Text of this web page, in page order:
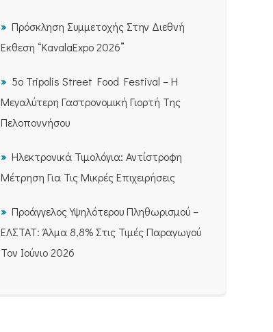
Πρόσκληση Συμμετοχής Στην Διεθνή
Έκθεση “KavalaExpo 2026”
5ο Tripolis Street Food Festival – Η
Μεγαλύτερη Γαστρονομική Γιορτή Της
Πελοποννήσου
Ηλεκτρονικά Τιμολόγια: Αντίστροφη
Μέτρηση Για Τις Μικρές Επιχειρήσεις
Προάγγελος Υψηλότερου Πληθωρισμού –
ΕΛΣΤΑΤ: Άλμα 8,8% Στις Τιμές Παραγωγού
Τον Ιούνιο 2026